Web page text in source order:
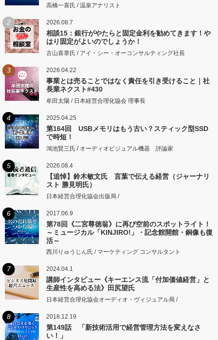
高橋一喜氏 / 温泉アナリスト
2 2026.08.7
相談15：銀行がやたらと固定金利を勧めてきます！や
はり固定がよいのでしょうか！
古山喜章氏 / アイ・シー・オーコンサルティング社長
3 2026.04.22
事業とは売ることではなく責任を引き受けること｜社
長業ネクスト#430
牟田太陽 / 日本経営合理化協会 理事長
4 2025.04.25
第164回 USBメモリはもう古い？スティック型SSD
で時短！
鴻池賢三氏 / オーディオビジュアル機器 評論家
5 2026.08.4
【追悼】鈴木敏文氏 言葉で伝える経営（ジャーナリ
スト 勝見明氏）
日本経営合理化協会出版局 /
6 2017.06.9
第78回《二宮尊徳翁》に再び空前のスポットライト！
～ミュージカル「KINJIRO!」・記念館開館・銅像も復
活～
西川りゅうじん氏 / マーケティング コンサルタント
7 2024.04.1
講師インタビュー《キーエンス流「付加価値経営」と
生産性を高める法》田尻望氏
日本経営合理化協会オーディオ・ヴィジュアル局 /
8 2018.12.19
第149話 「新技術活用で経営管理方法を変えなさ
い！」